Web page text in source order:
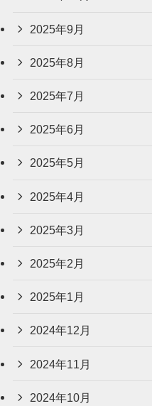
2025年9月
2025年8月
2025年7月
2025年6月
2025年5月
2025年4月
2025年3月
2025年2月
2025年1月
2024年12月
2024年11月
2024年10月